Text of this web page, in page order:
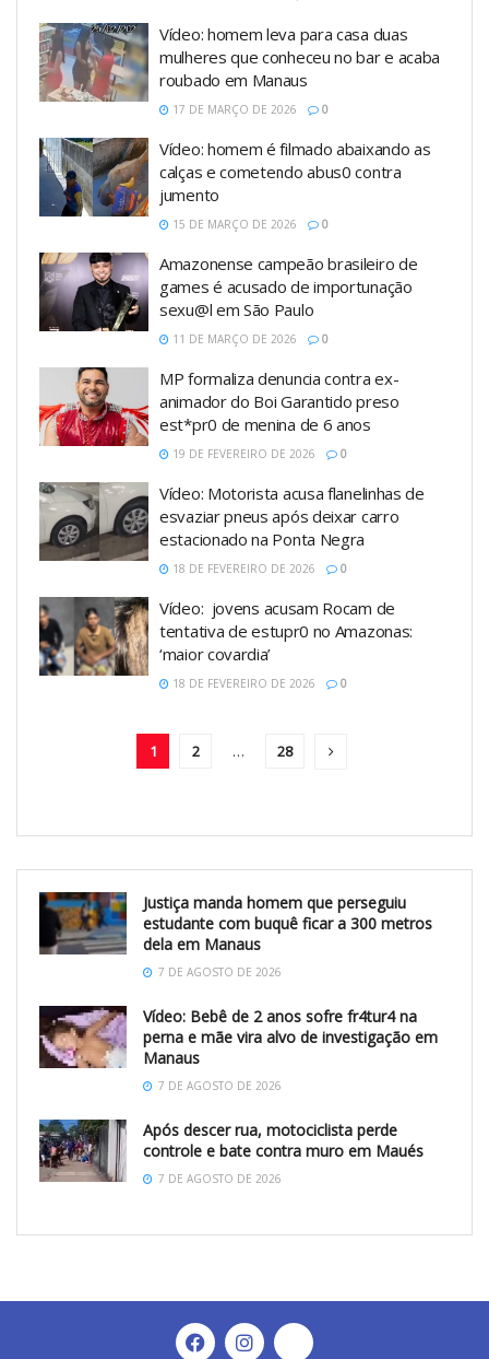
Vídeo: homem leva para casa duas
mulheres que conheceu no bar e acaba
roubado em Manaus
17 DE MARÇO DE 2026 0
Vídeo: homem é filmado abaixando as
calças e cometendo abus0 contra
jumento
15 DE MARÇO DE 2026 0
Amazonense campeão brasileiro de
games é acusado de importunação
sexu@l em São Paulo
11 DE MARÇO DE 2026 0
MP formaliza denuncia contra ex-
animador do Boi Garantido preso
est*pr0 de menina de 6 anos
19 DE FEVEREIRO DE 2026 0
Vídeo: Motorista acusa flanelinhas de
esvaziar pneus após deixar carro
estacionado na Ponta Negra
18 DE FEVEREIRO DE 2026 0
Vídeo: jovens acusam Rocam de
tentativa de estupr0 no Amazonas:
‘maior covardia’
18 DE FEVEREIRO DE 2026 0
1 2 … 28
Justiça manda homem que perseguiu
estudante com buquê ficar a 300 metros
dela em Manaus
7 DE AGOSTO DE 2026
Vídeo: Bebê de 2 anos sofre fr4tur4 na
perna e mãe vira alvo de investigação em
Manaus
7 DE AGOSTO DE 2026
Após descer rua, motociclista perde
controle e bate contra muro em Maués
7 DE AGOSTO DE 2026